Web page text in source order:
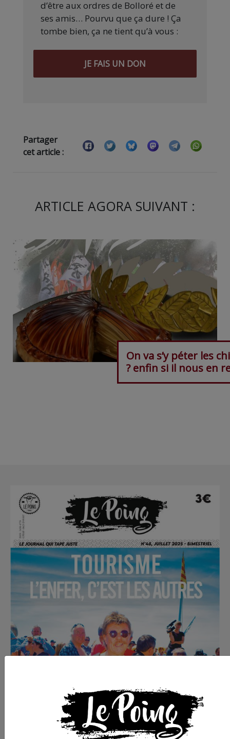
d’être aux ordres de Bolloré et de
ses amis… Pourvu que ça dure ! Ça
tombe bien, ça ne tient qu’à vous :
JE FAIS UN DON
Partager
cet article :
ARTICLE AGORA SUIVANT :
On va s’y péter les
? enfin si il nous en